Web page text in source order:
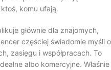
komu ufają.
głównie dla znajomych,
częściej świadomie myśli o
zasięgu i współpracach. To
albo komercyjne. Właśnie